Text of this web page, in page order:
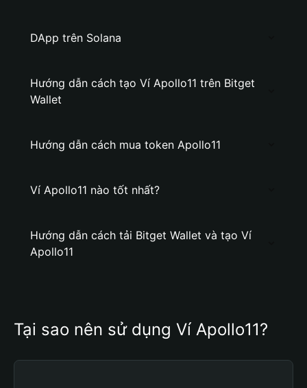
DApp trên Solana
Hướng dẫn cách tạo Ví Apollo11 trên Bitget
Wallet
Hướng dẫn cách mua token Apollo11
Ví Apollo11 nào tốt nhất?
Hướng dẫn cách tải Bitget Wallet và tạo Ví
Apollo11
Tại sao nên sử dụng Ví Apollo11?